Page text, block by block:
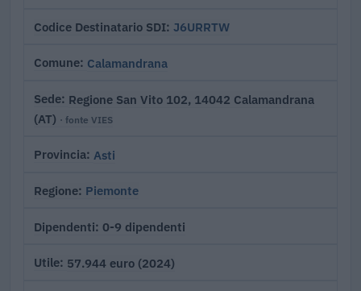
Codice Destinatario SDI J6URRTW
Comune Calamandrana
Sede Regione San Vito 102, 14042 Calamandrana
(AT) · fonte VIES
Provincia Asti
Regione Piemonte
Dipendenti 0-9 dipendenti
Utile 57.944 euro (2024)